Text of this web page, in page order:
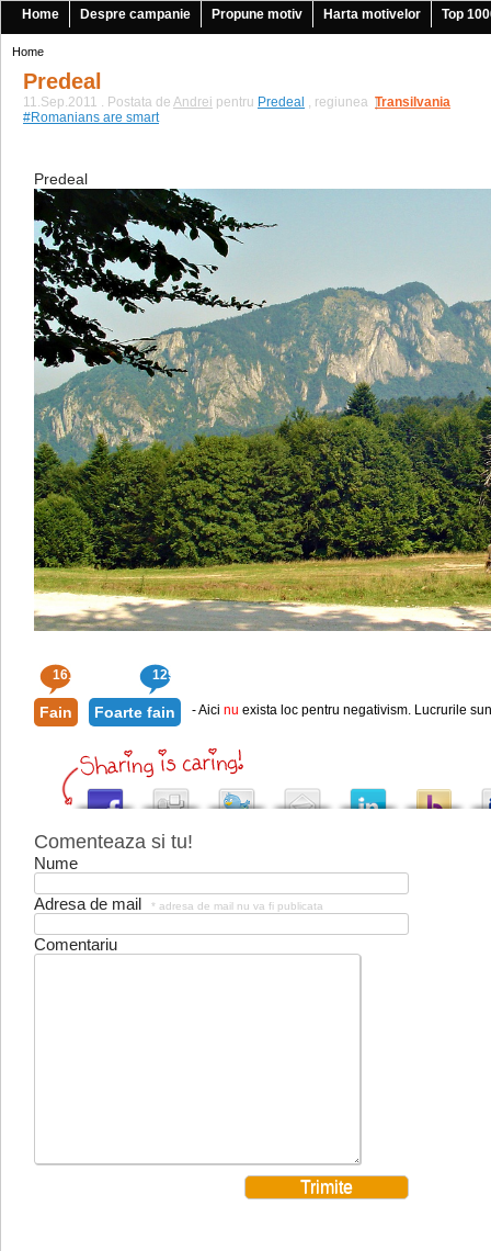
Home Despre campanie Propune motiv Harta motivelor Top
Home
Predeal
11.Sep.2011 . Postata de Andrei pentru Predeal , regiunea Transilvania
|
#Romanians are smart
Predeal
161 129
Fain Foarte fain - Aici nu exista loc pentru negativism. Lucrurile
Comenteaza si tu!
Nume
Adresa de mail * adresa de mail nu va fi publicata
Comentariu